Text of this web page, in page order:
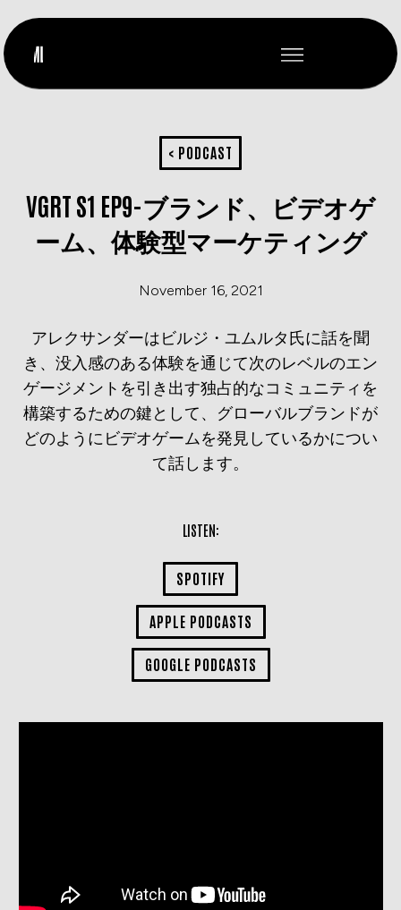
< PODCAST
VGRT S1 EP9-ブランド、ビデオゲ
ーム、体験型マーケティング
November 16, 2021
アレクサンダーはビルジ・ユムルタ氏に話を聞
き、没入感のある体験を通じて次のレベルのエン
ゲージメントを引き出す独占的なコミュニティを
構築するための鍵として、グローバルブランドが
どのようにビデオゲームを発見しているかについ
て話します。
LISTEN:
SPOTIFY
APPLE PODCASTS
GOOGLE PODCASTS